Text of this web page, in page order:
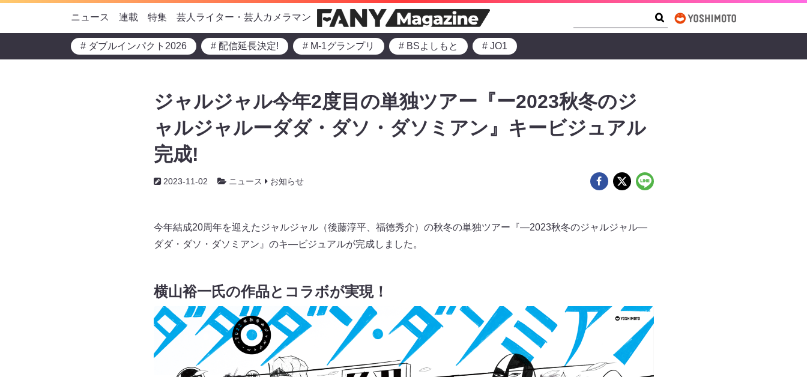
ニュース 連載 特集 芸人ライター・芸人カメラマン
# ダブルインパクト2026 # 配信延長決定! # M-1グランプリ # BSよしもと # JO1
ジャルジャル今年2度目の単独ツアー『ー2023秋冬のジ
ャルジャルーダダ・ダソ・ダソミアン』キービジュアル
完成!
2023-11-02 ニュース お知らせ
今年結成20周年を迎えたジャルジャル（後藤淳平、福徳秀介）の秋冬の単独ツアー『―2023秋冬のジャルジャル―
ダダ・ダソ・ダソミアン』のキ―ビジュアルが完成しました。
横山裕一氏の作品とコラボが実現！